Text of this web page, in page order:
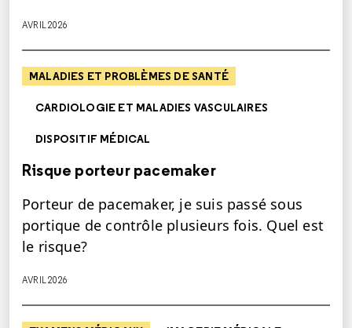
AVRIL 2026
MALADIES ET PROBLÈMES DE SANTÉ
CARDIOLOGIE ET MALADIES VASCULAIRES
DISPOSITIF MÉDICAL
Risque porteur pacemaker
Porteur de pacemaker, je suis passé sous
portique de contrôle plusieurs fois. Quel est
le risque?
AVRIL 2026